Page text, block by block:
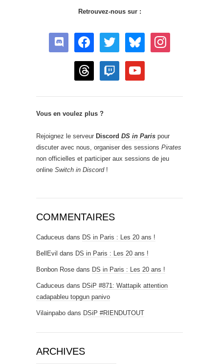
Retrouvez-nous sur :
discord facebook twitter bluesky instagram
threads twitch youtube
Vous en voulez plus ?
Rejoignez le serveur Discord DS in Paris pour
discuter avec nous, organiser des sessions Pirates
non officielles et participer aux sessions de jeu
online Switch in Discord!
COMMENTAIRES
Caduceus dans DS in Paris : Les 20 ans !
BellEvil dans DS in Paris : Les 20 ans !
Bonbon Rose dans DS in Paris : Les 20 ans !
Caduceus dans DSiP #871: Wattapik attention
cadapableu topgun panivo
Vilainpabo dans DSiP #RIENDUTOUT
ARCHIVES